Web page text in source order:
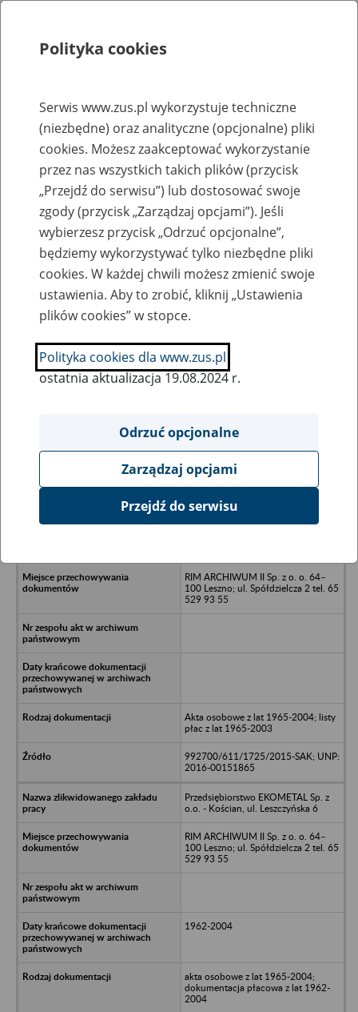
Rejestry, ewidencje i archiwa
Baza zlikwidowanych lub
przekształconych zakładów pracy
Nazwa zakładu pracy:
SZUKAJ
Ukryj wszystkie pozycje bazy
Przedsiębiorstwo Melioracyjne
RIM ARCHIWUM II Sp. z o. o. 64–
100 Leszno; ul. Spółdzielcza 2 tel. 65
529 93 55
Akta osobowe z lat 1965-2004; listy
płac z lat 1965-2003
992700/611/1725/2015-SAK; UNP:
2016-00151865
Przedsiębiorstwo EKOMETAL Sp. z
o.o. - Kościan, ul. Leszczyńska 6
RIM ARCHIWUM II Sp. z o. o. 64–
100 Leszno; ul. Spółdzielcza 2 tel. 65
529 93 55
1962-2004
akta osobowe z lat 1965-2004;
dokumentacja płacowa z lat 1962-
2004
Polityka cookies
Serwis www.zus.pl wykorzystuje techniczne
(niezbędne) oraz analityczne (opcjonalne) pliki
cookies. Możesz zaakceptować wykorzystanie
przez nas wszystkich takich plików (przycisk
„Przejdź do serwisu”) lub dostosować swoje
zgody (przycisk „Zarządzaj opcjami”). Jeśli
wybierzesz przycisk „Odrzuć opcjonalne”,
będziemy wykorzystywać tylko niezbędne pliki
cookies. W każdej chwili możesz zmienić swoje
ustawienia. Aby to zrobić, kliknij „Ustawienia
plików cookies” w stopce.
Polityka cookies dla www.zus.pl
ostatnia aktualizacja 19.08.2024 r.
Odrzuć opcjonalne
Zarządzaj opcjami
Przejdź do serwisu